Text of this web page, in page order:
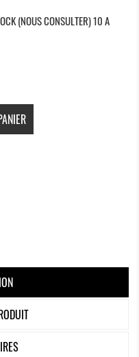
(NOUS CONSULTER) 10 A